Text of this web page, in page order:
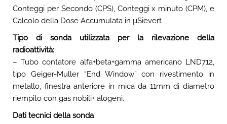
Conteggi per Secondo (CPS), Conteggi x minuto (CPM), e
Calcolo della Dose Accumulata in µSievert
Tipo di sonda utilizzata per la rilevazione della
radioattività:
– Tubo contatore alfa+beta+gamma americano LND712,
tipo Geiger-Muller “End Window” con rivestimento in
metallo, finestra anteriore in mica da 11mm di diametro
riempito con gas nobili+ alogeni.
Dati tecnici della sonda